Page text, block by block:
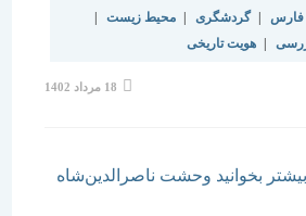
| گردشگری | محیط زیست |
هویت تاریخی